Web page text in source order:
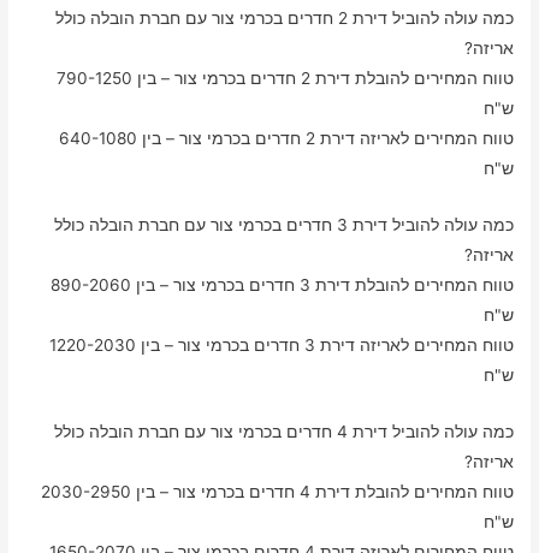
כמה עולה להוביל דירת 2 חדרים בכרמי צור עם חברת הובלה כולל
אריזה?
טווח המחירים להובלת דירת 2 חדרים בכרמי צור – בין 790-1250
ש"ח
טווח המחירים לאריזה דירת 2 חדרים בכרמי צור – בין 640-1080
ש"ח
כמה עולה להוביל דירת 3 חדרים בכרמי צור עם חברת הובלה כולל
אריזה?
טווח המחירים להובלת דירת 3 חדרים בכרמי צור – בין 890-2060
ש"ח
טווח המחירים לאריזה דירת 3 חדרים בכרמי צור – בין 1220-2030
ש"ח
כמה עולה להוביל דירת 4 חדרים בכרמי צור עם חברת הובלה כולל
אריזה?
טווח המחירים להובלת דירת 4 חדרים בכרמי צור – בין 2030-2950
ש"ח